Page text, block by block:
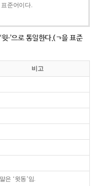
표준어이다.
‘윗-’으로 통일한다.(ㄱ을 표준
비고
은 ‘윗동’임.